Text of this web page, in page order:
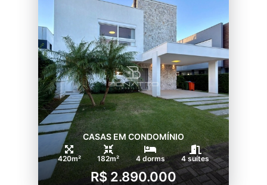
CASAS EM CONDOMÍNIO
420m² 182m² 4 dorms 4 suítes
R$ 2.890.000